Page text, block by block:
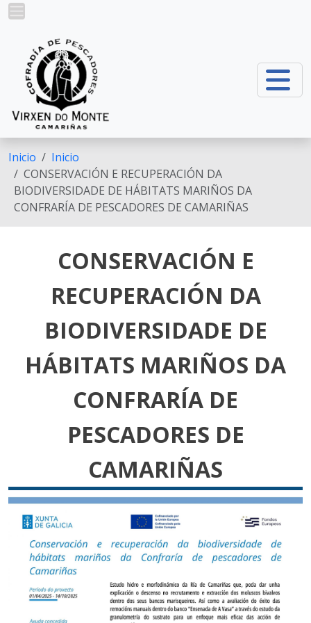
Pasar al contenido principal
Inicio
Inicio
CONSERVACIÓN E RECUPERACIÓN DA
BIODIVERSIDADE DE HÁBITATS MARIÑOS DA
CONFRARÍA DE PESCADORES DE CAMARIÑAS
CONSERVACIÓN E
RECUPERACIÓN DA
BIODIVERSIDADE DE
HÁBITATS MARIÑOS DA
CONFRARÍA DE
PESCADORES DE
CAMARIÑAS